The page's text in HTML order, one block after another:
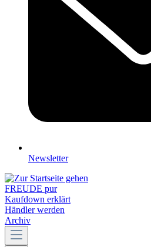
Newsletter
FREUDE pur
Kaufdown erklärt
Händler werden
Archiv